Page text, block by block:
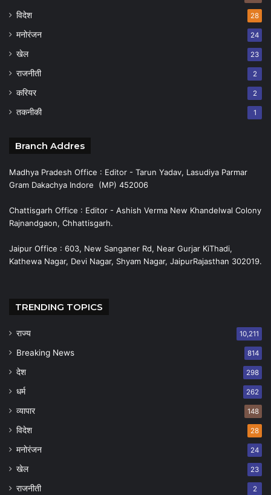
विदेश 28
मनोरंजन 24
खेल 23
राजनीती 2
करियर 2
तकनीकी 1
Branch Addres
Madhya Pradesh Office : Editor - Tarun Yadav, Lasudiya Parmar
Gram Dakachya Indore (MP) 452006
Chattisgarh Office : Editor - Ashish Verma New Khandelwal Colony
Rajnandgaon, Chhattisgarh.
Jaipur Office : 603, New Sanganer Rd, Near Gurjar KiThadi,
Kathewa Nagar, Devi Nagar, Shyam Nagar, JaipurRajasthan 302019.
TRENDING TOPICS
राज्य 10,211
Breaking News 814
देश 298
धर्म 262
व्यापार 148
विदेश 28
मनोरंजन 24
खेल 23
राजनीती 2